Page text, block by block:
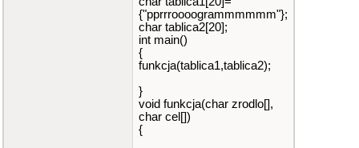
{"pprrroooogrammmmmm"};
char tablica2[20];
int main()
{
funkcja(tablica1,tablica2);
}
void funkcja(char zrodlo[],
char cel[])
{